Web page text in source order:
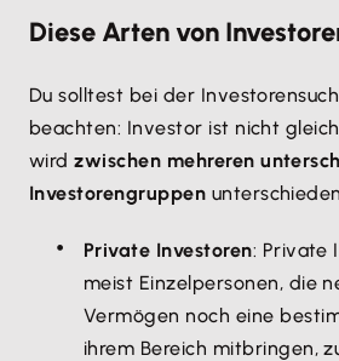
Diese Arten von
Du solltest bei der
beachten: Investor ist nicht
wirdzwischen mehreren
Investorengruppen
Private Investoren: Private
meist Einzelpersonen, die
Vermögen noch eine
ihrem Bereich mitbringen,